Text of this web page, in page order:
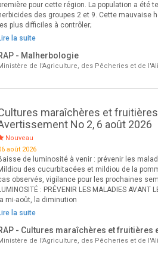
pour cette région. La population a été
des groupes 2 et 9. Cette mauvaise
les plus difficiles à contrôler;
la suite
- Malherbologie
de l'Agriculture, des Pêcheries et de
maraîchères et
No 2, 6 août 2026
Nouveau
août 2026
de luminosité à venir : prévenir les
des cucurbitacées et mildiou de la
observés, vigilance pour les prochaines
: PRÉVENIR LES MALADIES
la mi-août, la diminution
la suite
- Cultures maraîchères et fruitières
de l'Agriculture, des Pêcheries et de